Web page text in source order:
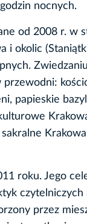
nocnych.
od 2008 r. w
i okolic
papieskie
roku. Jego
przez